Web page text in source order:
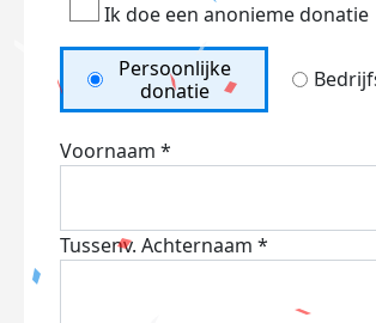
Ik doe een anonieme donatie
Persoonlijke
donatie
Voornaam *
Tussenv. Achternaam *